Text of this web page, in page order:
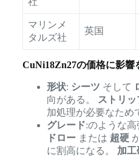
マリンメ
タルズ社
英国
CuNi18Zn27の価格に影響
形状: シーツ そして
向がある。
ストリッ
加処理が必要なため
グレード:のような
ドローまたは 超硬
に割高になる。 加工